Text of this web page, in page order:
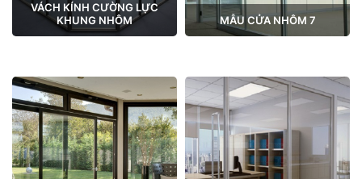
VÁCH KÍNH CƯỜNG LỰC
KHUNG NHÔM
MẪU CỬA NHÔM 7